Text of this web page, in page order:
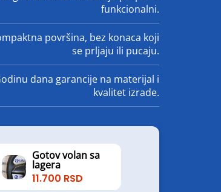
funkcionalni.
površina, bez konaca koji
se prljaju ili pucaju.
dana garancije na materijal i
kvalitet izrade.
Gotov volan sa
lagera
11.700 RSD